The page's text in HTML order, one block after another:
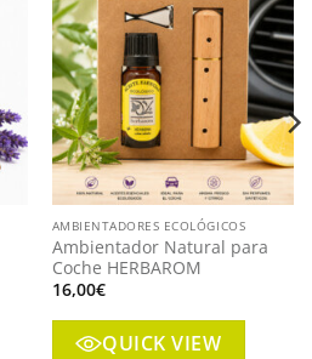
lista
AMBIENTADORES ECOLÓGICOS
Ambientador Natural para
Coche HERBAROM
16,00€
QUICK VIEW